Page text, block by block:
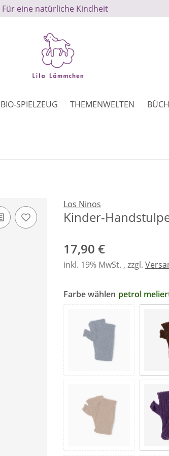
Für eine natürliche Kindheit
BIO-SPIELZEUG THEMENWELTEN
Los Ninos
Kinder-
17,90 €
inkl. 19% MwSt. , zzgl.
Farbe wählen petrol